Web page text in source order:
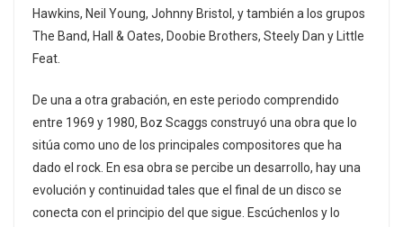
Hawkins, Neil Young, Johnny Bristol, y también a los grupos
The Band, Hall & Oates, Doobie Brothers, Steely Dan y Little
Feat.
De una a otra grabación, en este periodo comprendido
entre 1969 y 1980, Boz Scaggs construyó una obra que lo
sitúa como uno de los principales compositores que ha
dado el rock. En esa obra se percibe un desarrollo, hay una
evolución y continuidad tales que el final de un disco se
conecta con el principio del que sigue. Escúchenlos y lo